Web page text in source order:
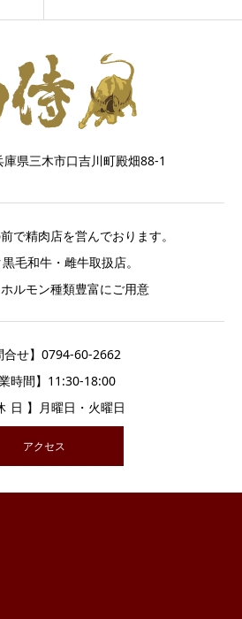
県三木市口吉川町殿畑88-1
で精肉店を営んでおります。
毛和牛・雌牛取扱店。
ルモン種類豊富にご用意
合せ】0794-60-2662
業時間】11:30-18:00
日 】月曜日・火曜日
アクセス